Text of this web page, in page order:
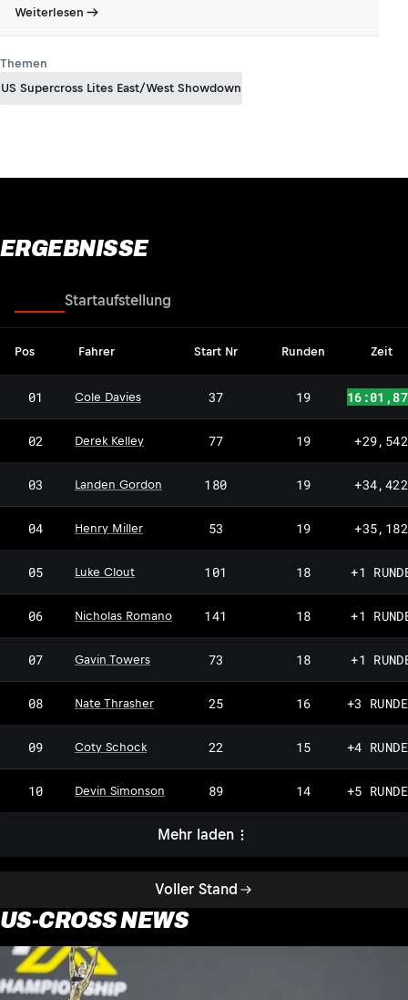
Weiterlesen
Themen
US Supercross Lites East/West Showdown
ERGEBNISSE
Voller Stand
Startaufstellung
Pos Fahrer Start Nr Runden Zeit
01 Cole Davies 37 19
02 Derek Kelley 77 19 +29,542
03 Landen Gordon 180 19 +34,422
04 Henry Miller 53 19 +35,182
05 Luke Clout 101 18 +1
06 Nicholas Romano 141 18 +1
07 Gavin Towers 73 18 +1
08 Nate Thrasher 25 16 +3
09 Coty Schock 22 15 +4
10 Devin Simonson 89 14 +5
Mehr laden
US-CROSS NEWS